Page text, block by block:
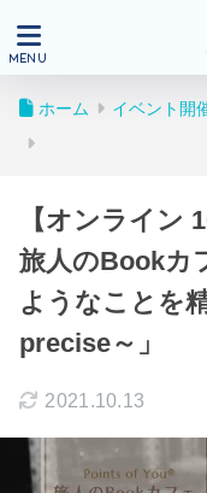
ホーム イベント開
【オンライン
旅人のBookカ
ようなことを
precise～」
2021.10.13